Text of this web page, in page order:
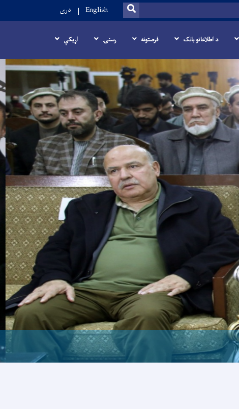
SEARCH
English دری
د اطلاعاتو بانک فرصتونه رسنۍ اړيکې